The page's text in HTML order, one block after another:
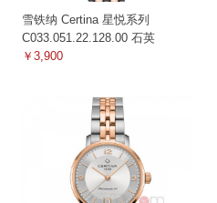
雪铁纳 Certina 星悦系列
C033.051.22.128.00 石英
￥3,900